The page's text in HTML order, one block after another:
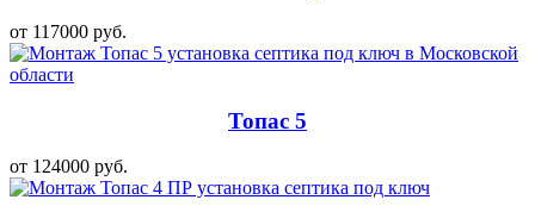
от 117000 руб.
Топас 5
от 124000 руб.